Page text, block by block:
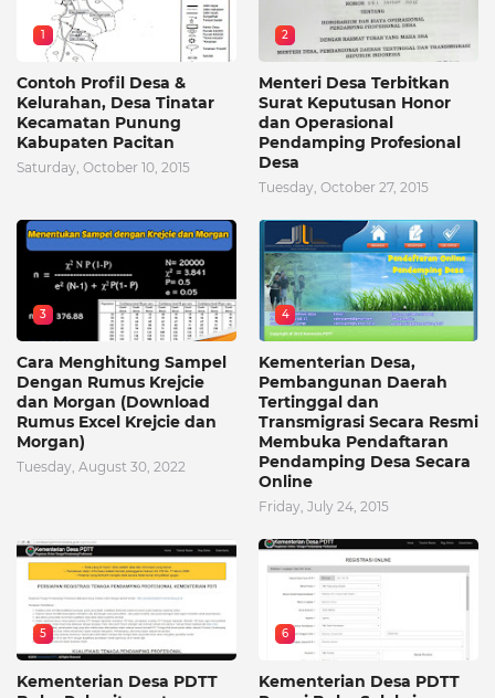
1
Contoh Profil Desa &
Kelurahan, Desa Tinatar
Kecamatan Punung
Kabupaten Pacitan
Saturday, October 10, 2015
2
Menteri Desa Terbitkan
Surat Keputusan Honor
dan Operasional
Pendamping Profesional
Desa
Tuesday, October 27, 2015
3
Cara Menghitung Sampel
Dengan Rumus Krejcie
dan Morgan (Download
Rumus Excel Krejcie dan
Morgan)
Tuesday, August 30, 2022
4
Kementerian Desa,
Pembangunan Daerah
Tertinggal dan
Transmigrasi Secara Resmi
Membuka Pendaftaran
Pendamping Desa Secara
Online
Friday, July 24, 2015
5
Kementerian Desa PDTT
6
Kementerian Desa PDTT